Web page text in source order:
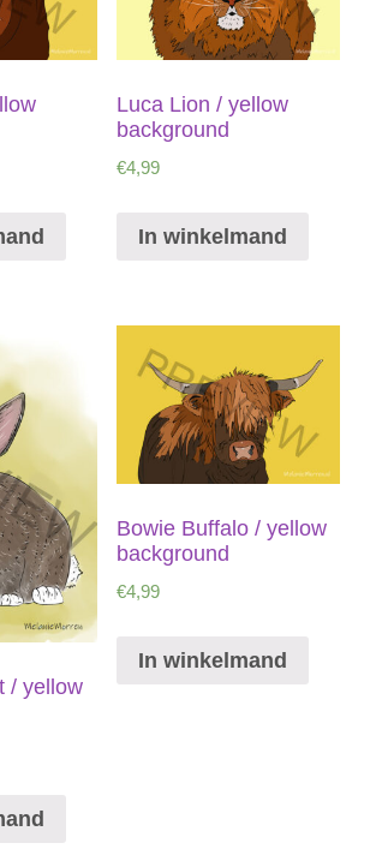
Luca Lion / yellow
background
€4,99
In winkelmand
/ yellow
Bowie Buffalo / yellow
background
€4,99
In winkelmand